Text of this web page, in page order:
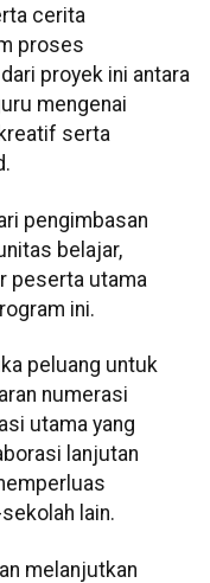
cerita
proses
proyek ini antara
mengenai
serta
pengimbasan
belajar,
peserta utama
ini.
peluang untuk
numerasi
utama yang
lanjutan
lain.
melanjutkan